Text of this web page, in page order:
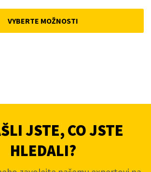
VYBERTE MOŽNOSTI
JSTE, CO JSTE
HLEDALI?